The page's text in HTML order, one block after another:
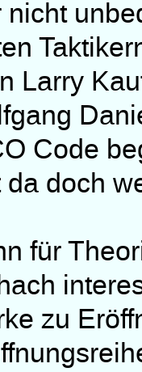
nicht
Larry
Code
doch
für
zu